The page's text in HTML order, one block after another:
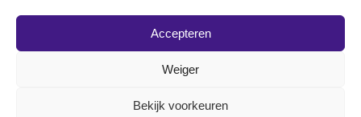
Accepteren
Weiger
Bekijk voorkeuren